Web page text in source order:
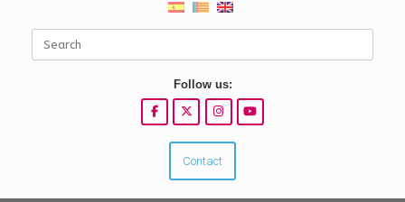
Follow us:
Contact